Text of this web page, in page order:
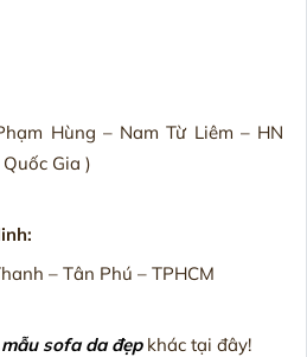
Hùng – Nam Từ Liêm – HN
Gia )
– Tân Phú – TPHCM
sofa da đẹp khác tại đây!